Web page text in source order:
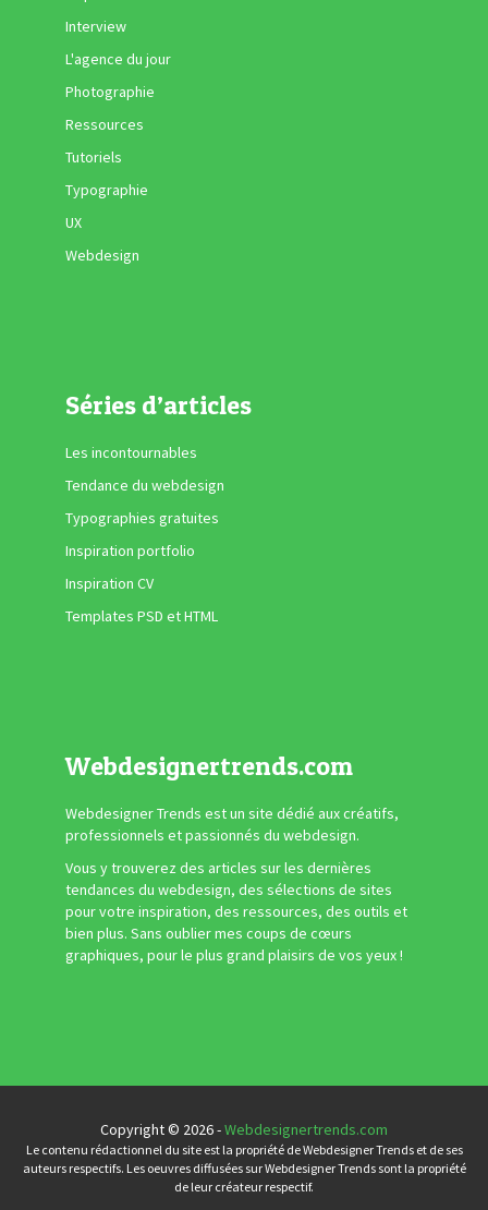
Interview
L'agence du jour
Photographie
Ressources
Tutoriels
Typographie
UX
Webdesign
Séries d’articles
Les incontournables
Tendance du webdesign
Typographies gratuites
Inspiration portfolio
Inspiration CV
Templates PSD et HTML
Webdesignertrends.com
Webdesigner Trends est un site dédié aux créatifs,
professionnels et passionnés du webdesign.
Vous y trouverez des articles sur les dernières
tendances du webdesign, des sélections de sites
pour votre inspiration, des ressources, des outils et
bien plus. Sans oublier mes coups de cœurs
graphiques, pour le plus grand plaisirs de vos yeux !
Copyright © 2026 -Webdesignertrends.com
Le contenu rédactionnel du site est la propriété de Webdesigner Trends et de ses
auteurs respectifs. Les oeuvres diffusées sur Webdesigner Trends sont la propriété
de leur créateur respectif.